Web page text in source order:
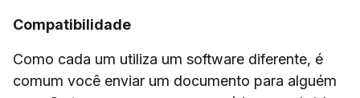
Compatibilidade
Como cada um utiliza um software diferente, é
comum você enviar um documento para alguém